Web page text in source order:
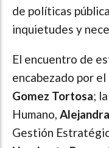
de políticas
inquietudes y
El encuentro de
encabezado por
Gomez Tortosa;
Humano,
Gestión